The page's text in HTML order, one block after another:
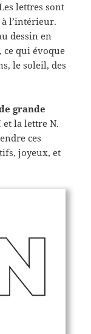
lettres sont
l’intérieur.
dessin en
ce qui évoque
le soleil, des
grande
et la lettre N.
ces
joyeux, et